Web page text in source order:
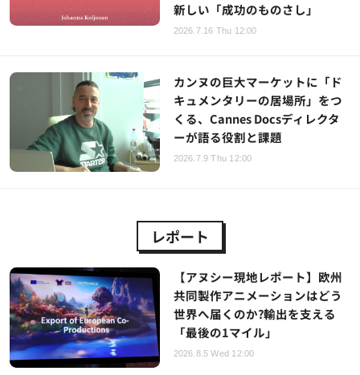
新しい「成功のものさし」
2026.7.16 Thu 12:00
カンヌの巨大マーケットに「ド
キュメンタリーの居場所」をつ
くる、Cannes Docsディレクタ
ーが語る役割と課題
2026.7.9 Thu 12:00
レポート
【アヌシー現地レポート】欧州
共同製作アニメーションはどう
世界へ届くのか?輸出を支える
「最後の1マイル」
2026.8.5 Wed 12:00